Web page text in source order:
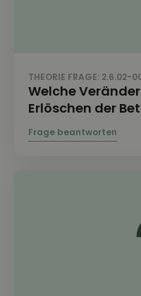
THEORIE FRAGE: 2.6.02-
Welche
Erlöschen der